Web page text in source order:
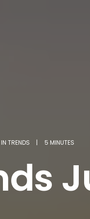
IN TRENDS | 5 MINUTES